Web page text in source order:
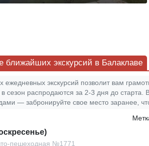
ближайших экскурсий в Балаклаве
ежедневных экскурсий позволит вам
сезон распродаются за 2-3 дня до
— забронируйте свое место заранее,
пешеходная №1771